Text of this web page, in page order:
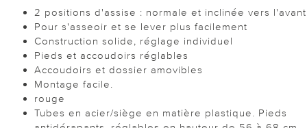
2 positions d'assise : normale et inclinée vers l'avant
Pour s'asseoir et se lever plus facilement
Construction solide, réglage individuel
Pieds et accoudoirs réglables
Accoudoirs et dossier amovibles
Montage facile.
rouge
Tubes en acier/siège en matière plastique. Pieds